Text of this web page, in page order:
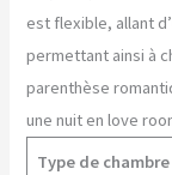
est flexible, allant
permettant ainsi à
parenthèse
une nuit en love
Type de chambre